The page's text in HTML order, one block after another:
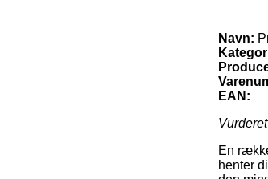
Navn:
EAN:
En
henter